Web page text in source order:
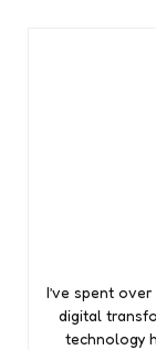
I’ve spent
digital
technology